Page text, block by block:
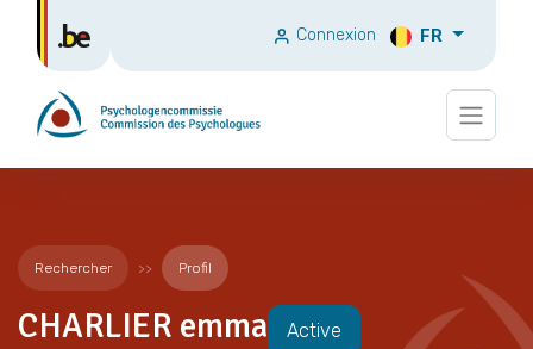
Connexion FR
Rechercher Profil
CHARLIER emma Active